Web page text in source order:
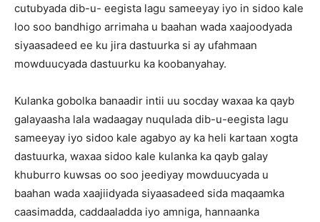
cutubyada dib-u- eegista lagu sameeyay iyo in sidoo kale
loo soo bandhigo arrimaha u baahan wada xaajoodyada
siyaasadeed ee ku jira dastuurka si ay ufahmaan
mowduucyada dastuurku ka koobanyahay.
Kulanka gobolka banaadir intii uu socday waxaa ka qayb
galayaasha lala wadaagay nuqulada dib-u-eegista lagu
sameeyay iyo sidoo kale agabyo ay ka heli kartaan xogta
dastuurka, waxaa sidoo kale kulanka ka qayb galay
khuburro kuwsas oo soo jeediyay mowduucyada u
baahan wada xaajiidyada siyaasadeed sida maqaamka
caasimadda, caddaaladda iyo amniga, hannaanka